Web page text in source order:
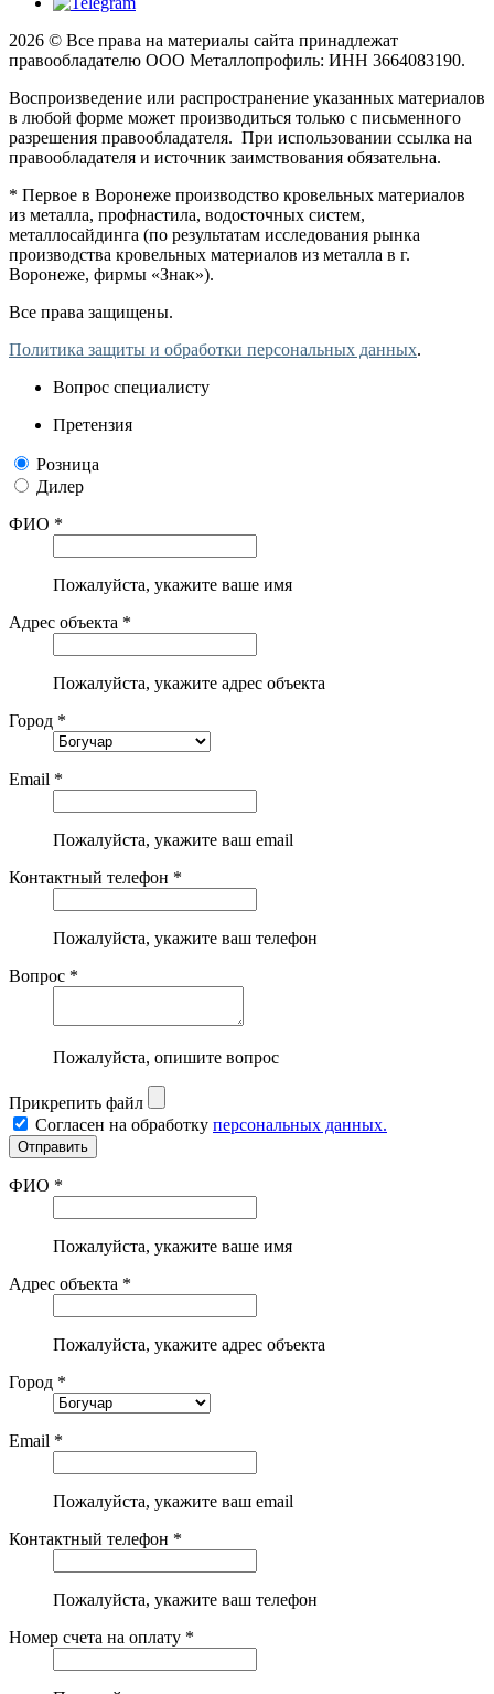
2026 © Все права на материалы сайта принадлежат
правообладателю ООО Металлопрофиль: ИНН 3664083190.
Воспроизведение или распространение указанных материалов
в любой форме может производиться только с письменного
разрешения правообладателя. При использовании ссылка на
правообладателя и источник заимствования обязательна.
* Первое в Воронеже производство кровельных материалов
из металла, профнастила, водосточных систем,
металлосайдинга (по результатам исследования рынка
производства кровельных материалов из металла в г.
Воронеже, фирмы «Знак»).
Все права защищены.
Политика защиты и обработки персональных данных.
Вопрос специалисту
Претензия
Розница
Дилер
ФИО *
Пожалуйста, укажите ваше имя
Адрес объекта *
Пожалуйста, укажите адрес объекта
Город *
Email *
Пожалуйста, укажите ваш email
Контактный телефон *
Пожалуйста, укажите ваш телефон
Вопрос *
Пожалуйста, опишите вопрос
Прикрепить файл
Согласен на обработку персональных данных.
ФИО *
Пожалуйста, укажите ваше имя
Адрес объекта *
Пожалуйста, укажите адрес объекта
Город *
Email *
Пожалуйста, укажите ваш email
Контактный телефон *
Пожалуйста, укажите ваш телефон
Номер счета на оплату *